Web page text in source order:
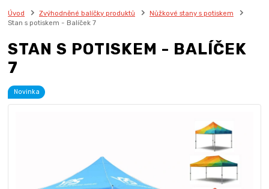
Úvod Zvýhodněné balíčky produktů
Nůžkové stany s potiskem
Stan s potiskem - Balíček 7
STAN S POTISKEM - BALÍČEK
7
Novinka